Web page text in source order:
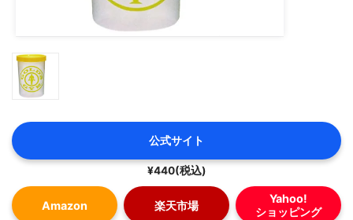
公式サイト
¥440(税込)
Amazon 楽天市場
Yahoo!
ショッピング